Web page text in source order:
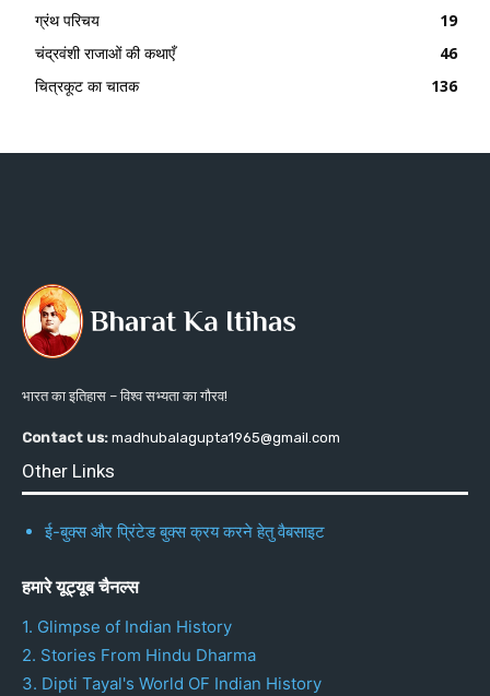
ग्रंथ परिचय
19
चंद्रवंशी राजाओं की कथाएँ
46
चित्रकूट का चातक
136
भारत का इतिहास – विश्व सभ्यता का गौरव!
Contact us: madhubalagupta1965@gmail.com
Other Links
ई-बुक्स और प्रिंटेड बुक्स क्रय करने हेतु वैबसाइट
हमारे यूट्यूब चैनल्स
1. Glimpse of Indian History
2. Stories From Hindu Dharma
3. Dipti Tayal's World OF Indian History